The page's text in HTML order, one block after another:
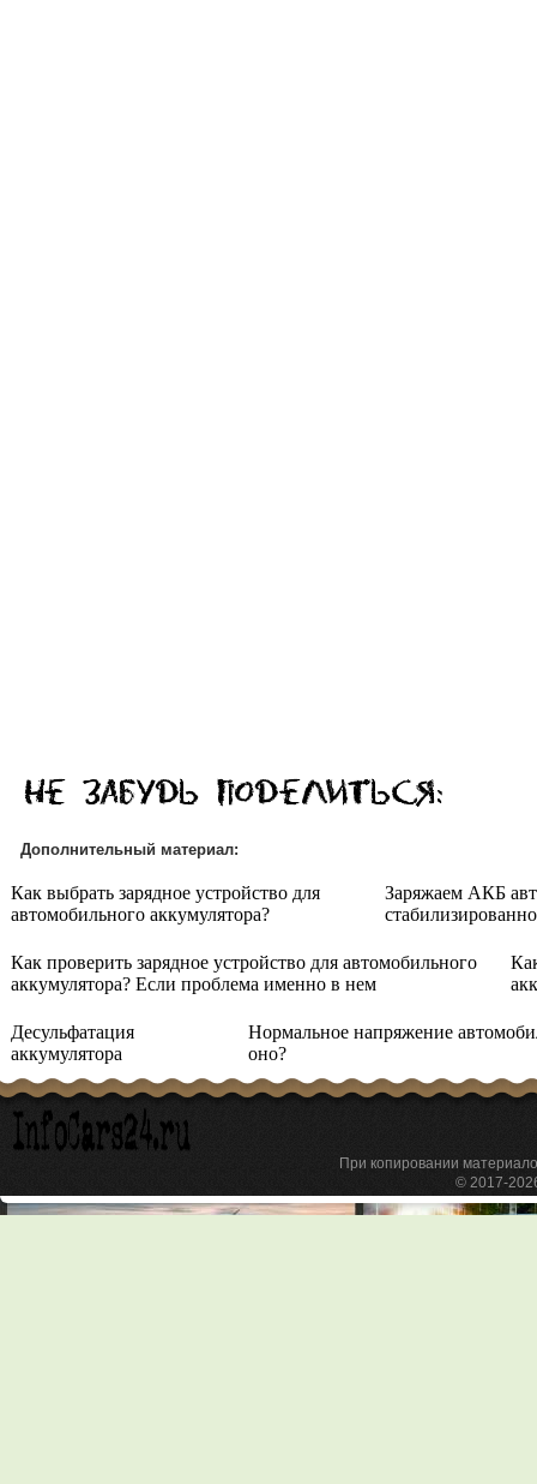
Дополнительный материал:
Как выбрать зарядное устройство для
автомобильного аккумулятора?
Заряжаем АКБ
Как проверить зарядное устройство для автомобильного
аккумулятора? Если проблема именно в нем
Десульфатация
аккумулятора
Нормальное напряжение
оно?
При копировании
© 2017-